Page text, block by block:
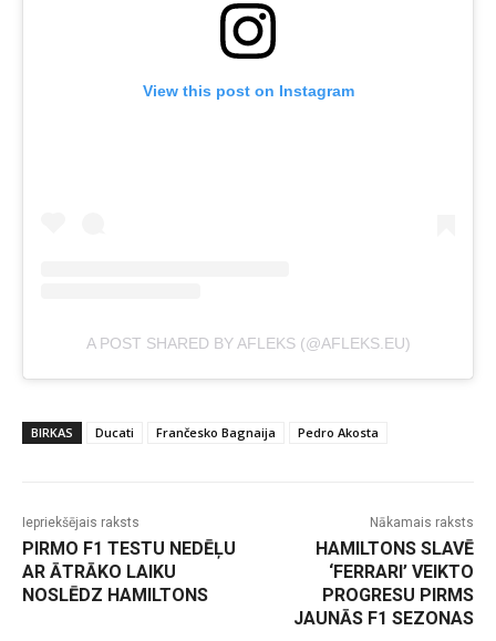
View this post on Instagram
A POST SHARED BY AFLEKS (@AFLEKS.EU)
BIRKAS Ducati Frančesko Bagnaija Pedro Akosta
Iepriekšējais raksts
PIRMO F1 TESTU NEDĒĻU
AR ĀTRĀKO LAIKU
NOSLĒDZ HAMILTONS
Nākamais raksts
HAMILTONS SLAVĒ
‘FERRARI’ VEIKTO
PROGRESU PIRMS
JAUNĀS F1 SEZONAS